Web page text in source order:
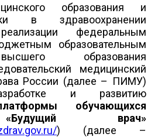
образования и
в здравоохранении
федеральным
образовательным
образования
медицинский
России (далее – ПИМУ)
и развитию
обучающихся
врач»
) (далее –